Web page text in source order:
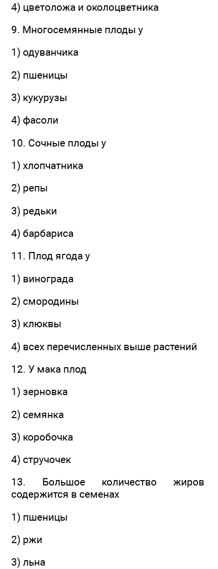
4) цветоложа и околоцветника
9. Многосемянные плоды у
1) одуванчика
2) пшеницы
3) кукурузы
4) фасоли
10. Сочные плоды у
1) хлопчатника
2) репы
3) редьки
4) барбариса
11. Плод ягода у
1) винограда
2) смородины
3) клюквы
4) всех перечисленных выше растений
12. У мака плод
1) зерновка
2) семянка
3) коробочка
4) стручочек
13. Большое количество жиров
содержится в семенах
1) пшеницы
2) ржи
3) льна